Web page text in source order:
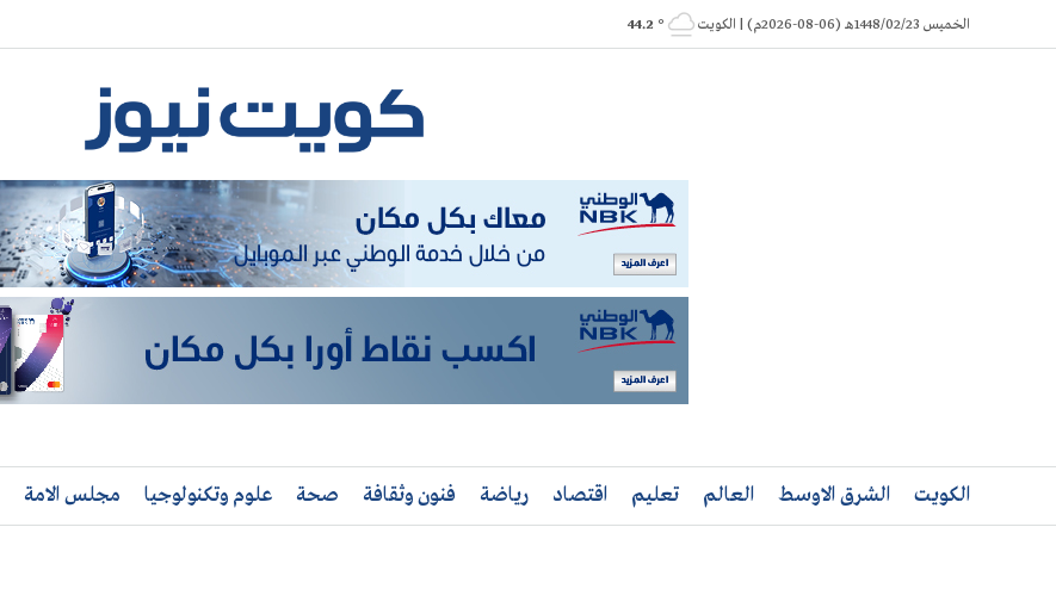
to
الخميس 1448/02/23هـ (06-08-2026م) | الكويت ° 44.2
الكويت الشرق الاوسط العالم تعليم اقتصاد رياضة فنون وثقافة صحة علوم وتكنولوجيا مجلس الامة